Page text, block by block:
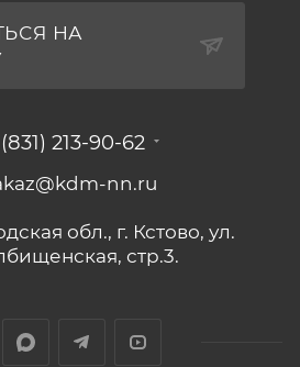
НА
213-90-62
nn.ru
обл., г. Кстово, ул.
стр.3.